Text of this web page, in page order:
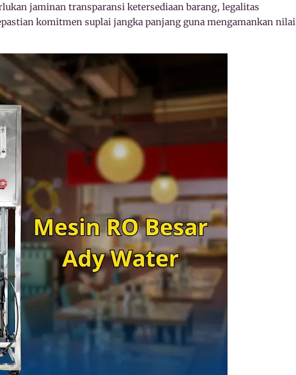
jaminan transparansi ketersediaan barang, legalitas
komitmen suplai jangka panjang guna mengamankan nilai